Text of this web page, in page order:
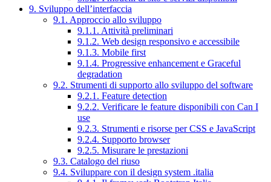
9. Sviluppo dell’interfaccia
9.1. Approccio allo sviluppo
9.1.1. Attività preliminari
9.1.2. Web design responsivo e accessibile
9.1.3. Mobile first
9.1.4. Progressive enhancement e Graceful
degradation
9.2. Strumenti di supporto allo sviluppo del software
9.2.1. Feature detection
9.2.2. Verificare le feature disponibili con Can I
use
9.2.3. Strumenti e risorse per CSS e JavaScript
9.2.4. Supporto browser
9.2.5. Misurare le prestazioni
9.3. Catalogo del riuso
9.4. Sviluppare con il design system .italia